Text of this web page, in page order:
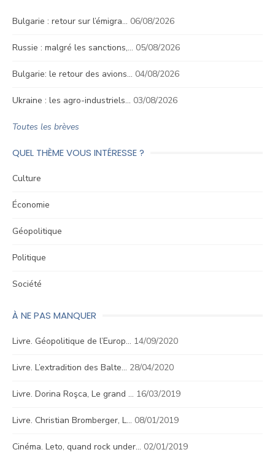
Bulgarie : retour sur l’émigra… 06/08/2026
Russie : malgré les sanctions,… 05/08/2026
Bulgarie: le retour des avions… 04/08/2026
Ukraine : les agro-industriels… 03/08/2026
Toutes les brèves
QUEL THÈME VOUS INTÉRESSE ?
Culture
Économie
Géopolitique
Politique
Société
À NE PAS MANQUER
Livre. Géopolitique de l’Europ… 14/09/2020
Livre. L’extradition des Balte… 28/04/2020
Livre. Dorina Roşca, Le grand … 16/03/2019
Livre. Christian Bromberger, L… 08/01/2019
Cinéma. Leto, quand rock under… 02/01/2019